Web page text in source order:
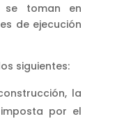
toman en
de ejecución
siguientes:
la
por el